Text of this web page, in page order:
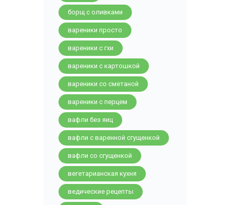
борщ с оливками
вареники просто
вареники с гхи
вареники с картошкой
вареники со сметаной
вареники с перцем
вафли без яиц
вафли с варенной сгущенкой
вафли со сгущенкой
вегетарианская кухня
ведические рецепты